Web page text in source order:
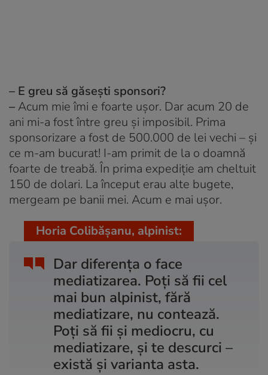
– E greu să găsești sponsori?
–Acum mie îmi e foarte ușor. Dar acum 20 de
ani mi-a fost între greu și imposibil. Prima
sponsorizare a fost de 500.000 de lei vechi – și
ce m-am bucurat! I-am primit de la o doamnă
foarte de treabă. În prima expediție am cheltuit
150 de dolari. La început erau alte bugete,
mergeam pe banii mei. Acum e mai ușor.
Dar diferența o face
mediatizarea. Poți să fii cel
mai bun alpinist, fără
mediatizare, nu contează.
Poți să fii și mediocru, cu
mediatizare, și te descurci –
există și varianta asta.
Horia Colibășanu, alpinist: